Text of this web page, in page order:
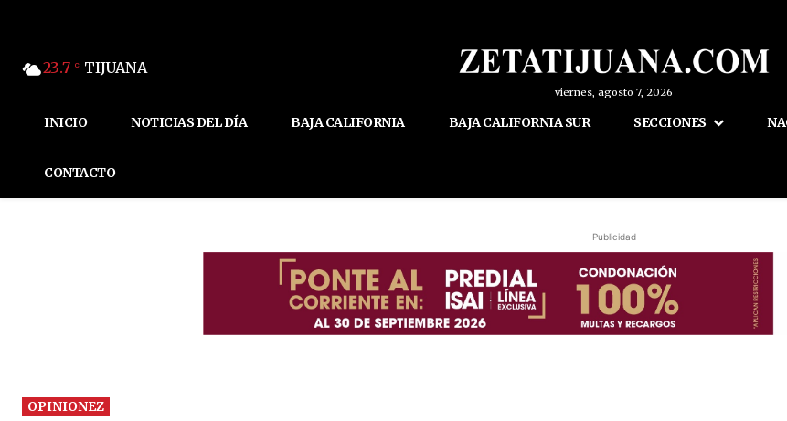
23.7 C TIJUANA
viernes, agosto 7, 2026
INICIO NOTICIAS DEL DÍA BAJA CALIFORNIA BAJA CALIFORNIA SUR SECCIONES
CONTACTO
Publicidad
OPINIONEZ